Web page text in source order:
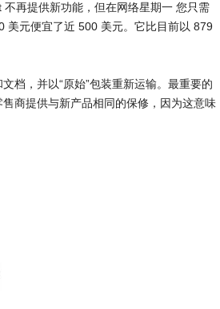
再提供新功能，但在网络星期一 您只需
美元便宜了近 500 美元。它比目前以 879
档，并以“原始”包装重新运输。最重要的
商提供与新产品相同的保修，因为这意味